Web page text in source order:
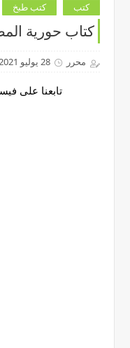
كتب كتب طبخ
كتاب حورية
محرر 28 يوليو 2021
تابعنا على